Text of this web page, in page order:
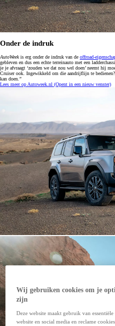
Onder de indruk
AutoWeekis erg onder de indruk van de offroad-
gebleven en dus een echte terreinauto met een
je je afvraagt ‘zouden we dat nou wel doen’ neemt hij
Cruiser ook. Ingewikkeld om die aandrijflijn te
kan doen.”
Lees meer op Autoweek.nl (Opent in een nieuw venster)
Wij gebruiken cookies om je
zijn
Deze website maakt gebruik van
website en social media en reclame